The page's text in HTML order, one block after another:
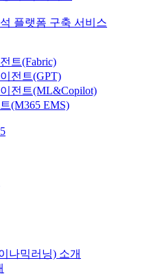
플랫폼 구축 서비스
트(Fabric)
전트(GPT)
전트(ML&Copilot)
(M365 EMS)
나믹러닝) 소개